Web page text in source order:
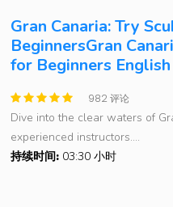
Gran Canaria: Try
BeginnersGran
for Beginners English
982 评论
Dive into the clear waters of
experienced instructors....
持续时间: 03:30 小时